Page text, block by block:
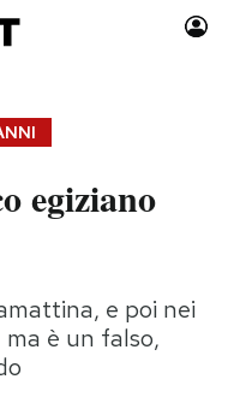
Idee
Boomer!
egiziano
e poi nei
è un falso,